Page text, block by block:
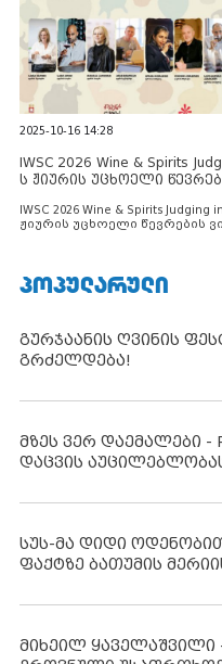
2025-10-16 14:28
IWSC 2026 Wine & Spirits
ს ჟიურის უცხოელი
IWSC 2026 Wine & Spirits Judging
ჟიურის უცხოელი წევრების
ᲞᲝᲞᲣᲚᲐᲠᲣᲚᲘ
გურჯაანის ღვინის
გრძელდება!
მზეს ვერ დაემალები -
დაცვის
სუს-მა დიდი
ფაქტზე ბათუმის
მიხეილ